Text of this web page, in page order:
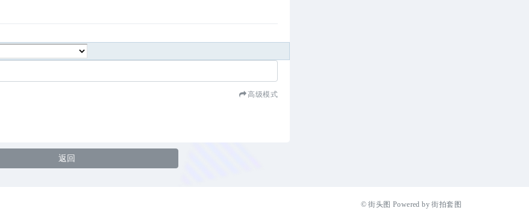
高级模式
返回
©街头图 Powered by街拍套图